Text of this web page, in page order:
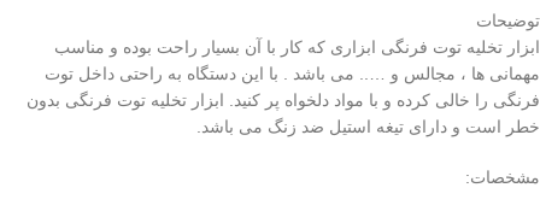
توضیحات
ابزار تخلیه توت فرنگی ابزاری که کار با آن بسیار راحت بوده و مناسب
مهمانی ها ، مجالس و ….. می باشد . با این دستگاه به راحتی داخل توت
فرنگی را خالی کرده و با مواد دلخواه پر کنید. ابزار تخلیه توت فرنگی بدون
خطر است و دارای تیغه استیل ضد زنگ می باشد.
مشخصات: